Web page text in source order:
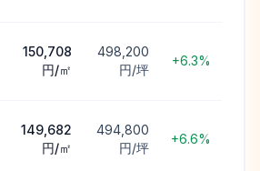
150,708
円/㎡
498,200
円/坪
+6.3%
149,682
円/㎡
494,800
円/坪
+6.6%